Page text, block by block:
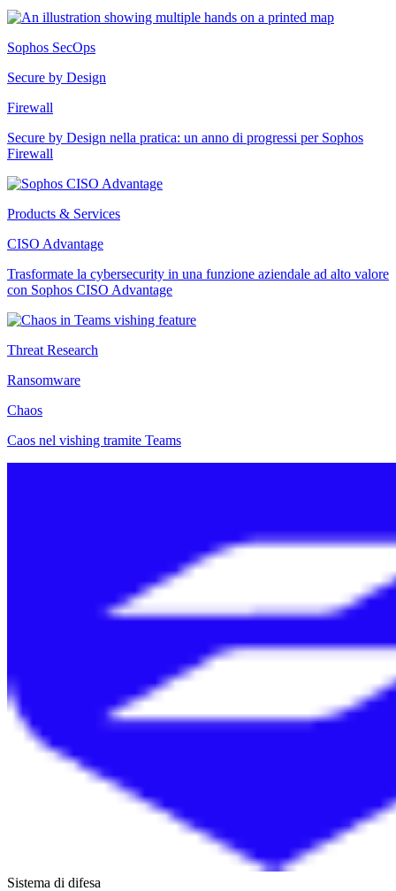
Sophos SecOps
Secure by Design
Firewall
Secure by Design nella pratica: un anno di progressi per Sophos
Firewall
Products & Services
CISO Advantage
Trasformate la cybersecurity in una funzione aziendale ad alto valore
con Sophos CISO Advantage
Threat Research
Ransomware
Chaos
Caos nel vishing tramite Teams
Sistema di difesa